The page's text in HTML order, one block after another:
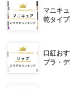
マニキ
乾タイ
口紅お
プラ・